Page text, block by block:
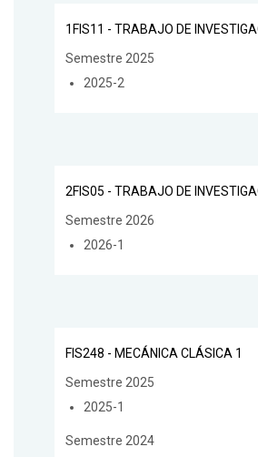
1FIS11 - TRABAJO DE
Semestre 2025
2025-2
2FIS05 - TRABAJO DE
Semestre 2026
2026-1
FIS248 - MECÁNICA CLÁSICA 1
Semestre 2025
2025-1
Semestre 2024